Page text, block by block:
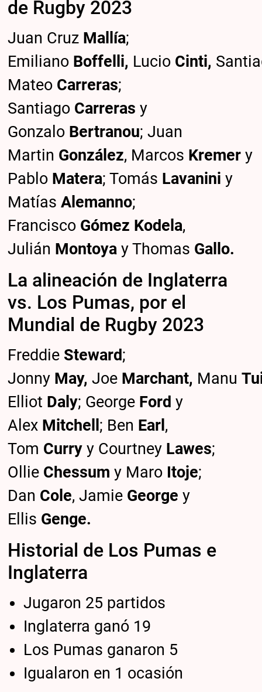
de Rugby 2023
Juan Cruz Mallía;
Emiliano Boffelli, Lucio Cinti,
Mateo Carreras;
Santiago Carreras y
Gonzalo Bertranou; Juan
Martin González, Marcos Kremer y
Pablo Matera; Tomás Lavanini y
MatíasAlemanno;
Francisco Gómez Kodela,
Julián Montoyay Thomas Gallo.
La alineación de Inglaterra
vs. Los Pumas, por el
Mundial de Rugby 2023
Freddie Steward;
Jonny May, Joe Marchant, Manu
Elliot Daly; George Ford y
Alex Mitchell ; Ben Earl ,
Tom Curry y Courtney Lawes;
Ollie Chessum y Maro Itoje;
Dan Cole, Jamie George y
Ellis Genge.
Historial de Los Pumas e
Inglaterra
Jugaron 25 partidos
Inglaterra ganó 19
Los Pumas ganaron 5
Igualaron en 1 ocasión